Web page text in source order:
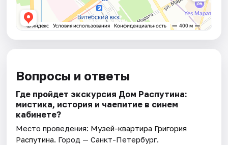
Вопросы и ответы
Где пройдет экскурсия Дом Распутина:
мистика, история и чаепитие в синем
кабинете?
Место проведения: Музей-квартира Григория
Распутина. Город — Санкт-Петербург.